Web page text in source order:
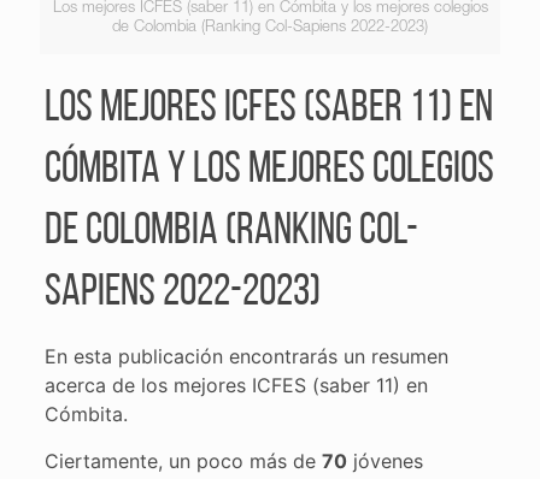
Los mejores ICFES (saber 11) en Cómbita y los mejores colegios
de Colombia (Ranking Col-Sapiens 2022-2023)
Los mejores ICFES (saber 11) en
Cómbita y los mejores colegios
de Colombia (Ranking Col-
Sapiens 2022-2023)
En esta publicación encontrarás un resumen
acerca de los mejores ICFES (saber 11) en
Cómbita.
Ciertamente, un poco más de 70jóvenes